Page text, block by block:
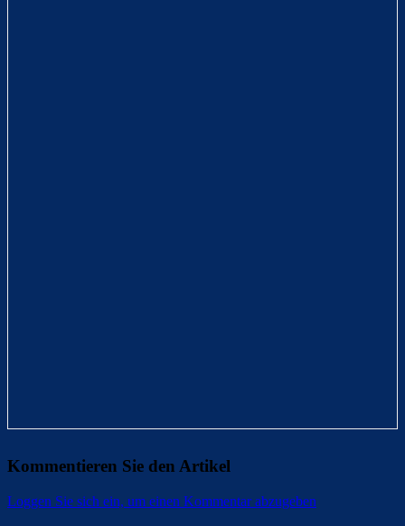
Kommentieren Sie den Artikel
Loggen Sie sich ein, um einen Kommentar abzugeben